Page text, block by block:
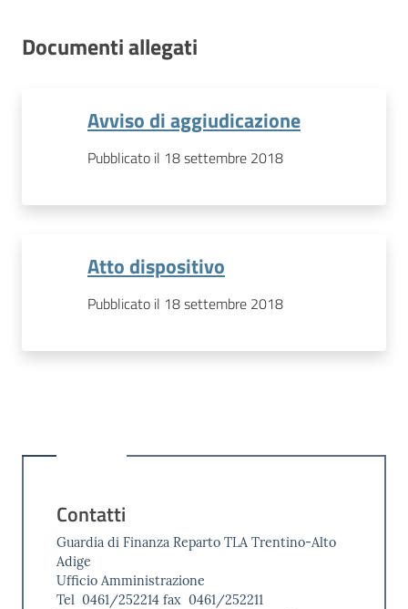
Documenti allegati
Avviso di aggiudicazione
Pubblicato il 18 settembre 2018
Atto dispositivo
Pubblicato il 18 settembre 2018
Contatti
Guardia di Finanza Reparto TLA Trentino-Alto
Adige
Ufficio Amministrazione
Tel 0461/252214 fax 0461/252211